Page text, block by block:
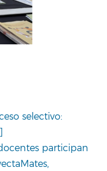
selectivo:
participan